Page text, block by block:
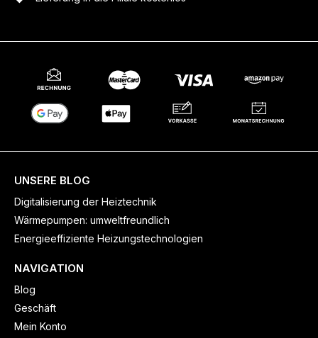
UNSERE BLOG
Digitalisierung der Heiztechnik
Wärmepumpen: umweltfreundlich
Energieeffiziente Heizungstechnologien
NAVIGATION
Blog
Geschäft
Mein Konto